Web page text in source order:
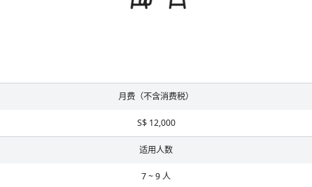
月费（不含消费税）
S$ 12,000
适用人数
7 ~ 9 人